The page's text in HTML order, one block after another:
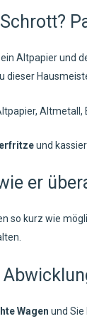
Altpapier und
dieser
Altmetall,
und
er
so kurz wie
Wagen und